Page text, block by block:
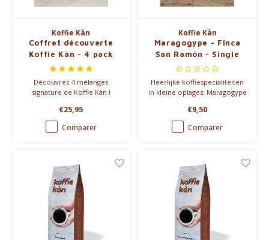
Koffie Kàn
Coffret découverte
Koffie Kàn - 4 pack
Découvrez 4 mélanges
signature de Koffie Kàn !
€25,95
Comparer
Koffie Kàn
Maragogype - Finca
San Ramón - Single
Origin
Heerlijke koffiespecialiteiten
in kleine oplages: Maragogype
€9,50
Comparer